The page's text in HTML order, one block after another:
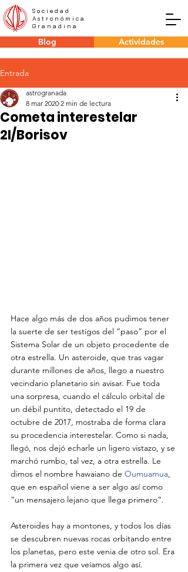
Sociedad
Astronómica
Granadina
Blog Actividades
Entrada
Cometa interestelar
2I/Borisov
astrogranada
8 mar 2020 2 min de lectura
Hace algo más de dos años pudimos tener
la suerte de ser testigos del “paso” por el
Sistema Solar de un objeto procedente de
otra estrella. Un asteroide, que tras vagar
durante millones de años, llego a nuestro
vecindario planetario sin avisar. Fue toda
una sorpresa, cuando el cálculo orbital de
un débil puntito, detectado el 19 de
octubre de 2017, mostraba de forma clara
su procedencia interestelar. Como si nada,
llegó, nos dejó echarle un ligero vistazo, y se
marchó rumbo, tal vez, a otra estrella. Le
dimos el nombre hawaiano de Oumuamua,
que en español viene a ser algo así como
“un mensajero lejano que llega primero”.
Asteroides hay a montones, y todos los días
se descubren nuevas rocas orbitando entre
los planetas, pero este venia de otro sol. Era
la primera vez que veíamos algo así.